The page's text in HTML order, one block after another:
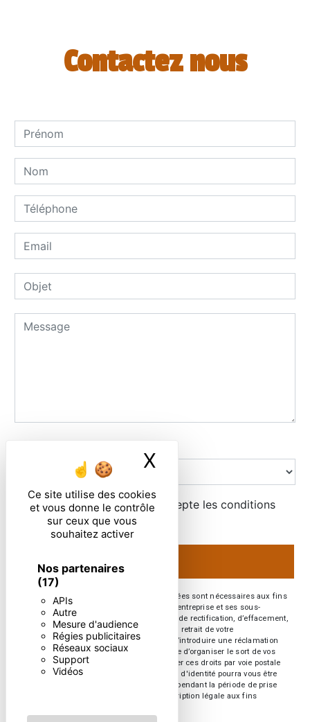
Ce site utilise des cookies
et vous donne le contrôle
sur ceux que vous
souhaitez activer
Nos partenaires
(17)
APIs
Autre
Mesure d'audience
Régies publicitaires
Réseaux sociaux
Support
Vidéos
X Masquer le
Contactez nous
En cochant cette case, j'accepte les conditions
particulières ci-dessous **
** Les données personnelles communiquées sont nécessaires aux fins
de vous contacter. Elles sont destinées à l'entreprise et ses sous-
traitants. Vous disposez de droits d’accès, de rectification, d’effacement,
de portabilité, de limitation, d’opposition, de retrait de votre
consentement à tout moment et du droit d’introduire une réclamation
auprès d’une autorité de contrôle, ainsi que d’organiser le sort de vos
données post-mortem. Vous pouvez exercer ces droits par voie postale
ou par courrier électronique. Un justificatif d'identité pourra vous être
demandé. Nous conservons vos données pendant la période de prise
de contact puis pendant la durée de prescription légale aux fins